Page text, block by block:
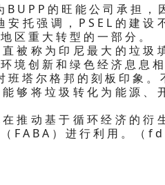
BUPP的旺能公司承担
安托强调，PSEL的建
区重大转型的一部分。
被称为印尼最大的垃
境创新和绿色经济息息
班塔尔格邦的刻板印象
够将垃圾转化为能源
推动基于循环经济的
FABA）进行利用。（